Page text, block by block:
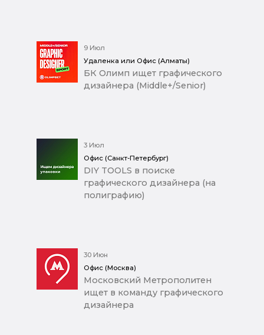
9 Июл
Удаленка или Офис (Алматы)
БК Олимп ищет графического
дизайнера (Middle+/Senior)
3 Июл
Офис (Санкт-Петербург)
DIY TOOLS в поиске
графического дизайнера (на
полиграфию)
30 Июн
Офис (Москва)
Московский Метрополитен
ищет в команду графического
дизайнера